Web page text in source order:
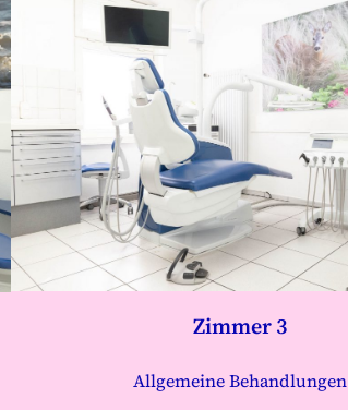
Zimmer 3
Allgemeine Behandlungen